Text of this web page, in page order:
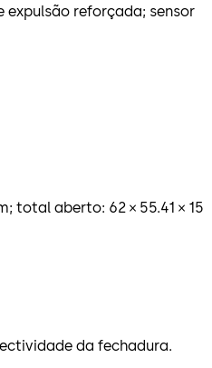
reforçada; sensor
total aberto: 62 × 55.41 × 15
da fechadura.